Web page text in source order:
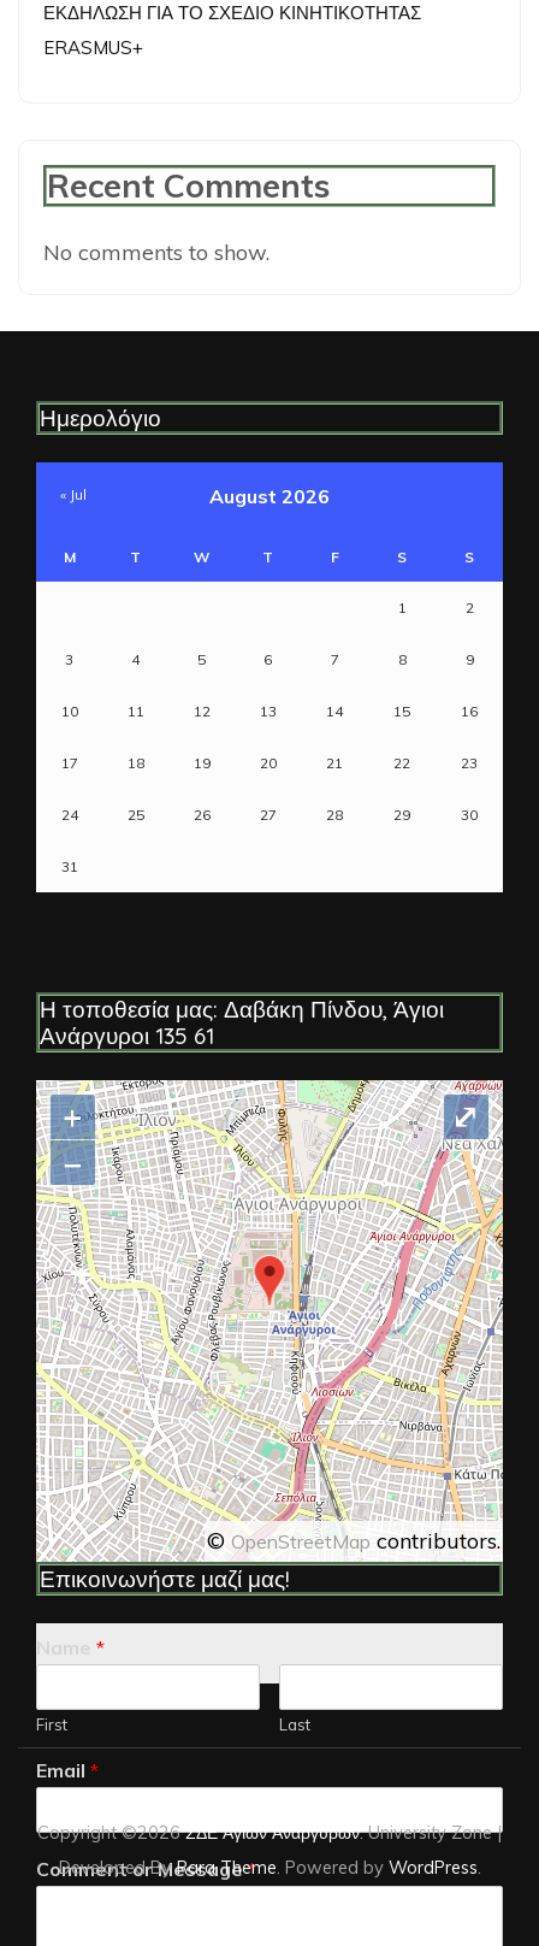
ΕΚΔΗΛΩΣΗ ΓΙΑ ΤΟ ΣΧΕΔΙΟ ΚΙΝΗΤΙΚΟΤΗΤΑΣ
ERASMUS+
Recent Comments
No comments to show.
Ημερολόγιο
August 2026
M T W T F S S
1 2
3 4 5 6 7 8 9
10 11 12 13 14 15 16
17 18 19 20 21 22 23
24 25 26 27 28 29 30
31
« Jul
Η τοποθεσία μας: Δαβάκη Πίνδου, Άγιοι
Ανάργυροι 135 61
+
−
© OpenStreetMap contributors.
⤢
Επικοινωνήστε μαζί μας!
*
First Last
Email *
Comment or Message*
Copyright ©2026ΣΔΕ Αγίων Αναργύρων. University Zone |
Developed ByRara Theme. Powered by WordPress.